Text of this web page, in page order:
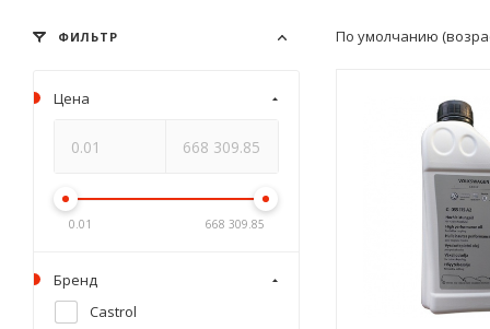
По умолчанию
ФИЛЬТР
Цена
0.01 668 309.85
Бренд
Castrol